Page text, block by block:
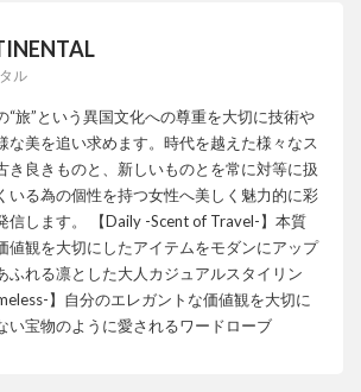
ル
“旅”という異国文化への尊重を大切に技術や
な美を追い求めます。時代を越えた様々なス
き良きものと、新しいものとを常に対等に扱
いる為の個性を持つ女性へ美しく魅力的に彩
信します。 【Daily -Scent of Travel-】本質
値観を大切にしたアイテムをモダンにアップ
ふれる凛とした大人カジュアルスタイリン
】自分のエレガントな価値観を大切に
い宝物のように愛されるワードローブ